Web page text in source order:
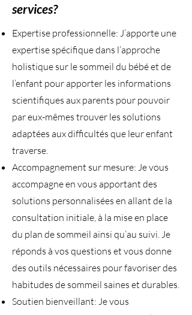
services?
Expertise professionnelle: J’apporte une
expertise spécifique dans l’approche
holistique sur le sommeil du bébé et de
l’enfant pour apporter les informations
scientifiques aux parents pour pouvoir
par eux-mêmes trouver les solutions
adaptées aux difficultés que leur enfant
traverse.
Accompagnement sur mesure: Je vous
accompagne en vous apportant des
solutions personnalisées en allant de la
consultation initiale, à la mise en place
du plan de sommeil ainsi qu’au suivi. Je
réponds à vos questions et vous donne
des outils nécessaires pour favoriser des
habitudes de sommeil saines et durables.
Soutien bienveillant: Je vous